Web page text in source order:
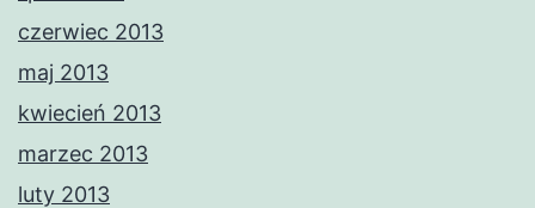
czerwiec 2013
maj 2013
kwiecień 2013
marzec 2013
luty 2013